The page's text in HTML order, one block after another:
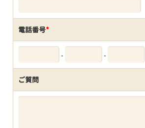
電話番号*
- -
ご質問